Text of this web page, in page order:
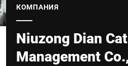
КОМПАНИЯ
Niuzong Dian
Management